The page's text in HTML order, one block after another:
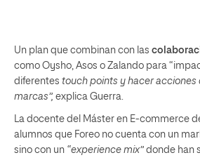
Un plan que combinan con las
como Oysho, Asos o Zalando para
diferentes touch points y hacer acciones
marcas”, explica Guerra.
La docente del Máster en E-commerce
alumnos que Foreo no cuenta con un
sino con un “experience mix” donde han